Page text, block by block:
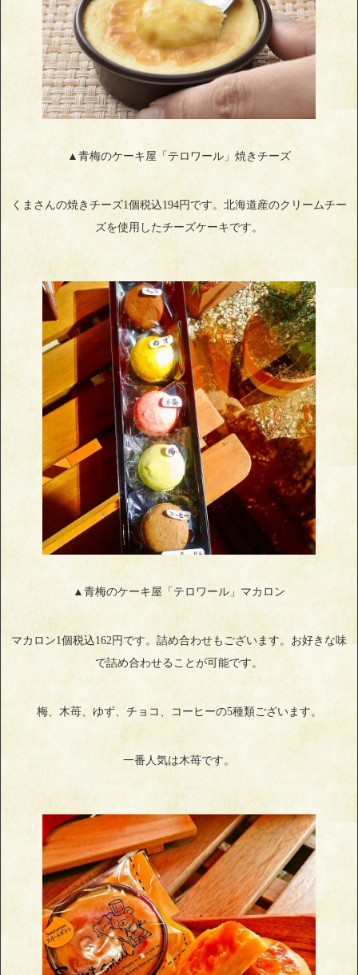
▲青梅のケーキ屋「テロワール」焼きチーズ
くまさんの焼きチーズ1個税込194円です。北海道産のクリームチー
ズを使用したチーズケーキです。
▲青梅のケーキ屋「テロワール」マカロン
マカロン1個税込162円です。詰め合わせもございます。お好きな味
で詰め合わせることが可能です。
梅、木苺、ゆず、チョコ、コーヒーの5種類ございます。
一番人気は木苺です。